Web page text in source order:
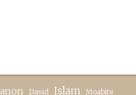
David Islam Moabite